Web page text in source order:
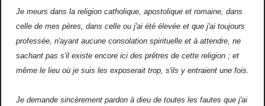
Je meurs dans la religion catholique, apostolique et romaine, dans
celle de mes pères, dans celle ou j'ai été élevée et que j'ai toujours
professée, n'ayant aucune consolation spirituelle et à attendre, ne
sachant pas s'il existe encore ici des prêtres de cette religion ; et
même le lieu où je suis les exposerait trop, s'ils y entraient une fois.
Je demande sincèrement pardon à dieu de toutes les fautes que j'ai